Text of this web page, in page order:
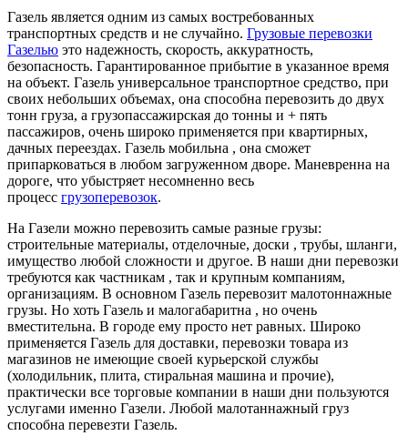
Газель является одним из самых востребованных
транспортных средств и не случайно. Грузовые перевозки
Газелью это надежность, скорость, аккуратность,
безопасность. Гарантированное прибытие в указанное время
на объект. Газель универсальное транспортное средство, при
своих небольших объемах, она способна перевозить до двух
тонн груза, а грузопассажирская до тонны и + пять
пассажиров, очень широко применяется при квартирных,
дачных переездах. Газель мобильна , она сможет
припарковаться в любом загруженном дворе. Маневренна на
дороге, что убыстряет несомненно весь
процесс грузоперевозок.
На Газели можно перевозить самые разные грузы:
строительные материалы, отделочные, доски , трубы, шланги,
имущество любой сложности и другое. В наши дни перевозки
требуются как частникам , так и крупным компаниям,
организациям. В основном Газель перевозит малотоннажные
грузы. Но хоть Газель и малогабаритна , но очень
вместительна. В городе ему просто нет равных. Широко
применяется Газель для доставки, перевозки товара из
магазинов не имеющие своей курьерской службы
(холодильник, плита, стиральная машина и прочие),
практически все торговые компании в наши дни пользуются
услугами именно Газели. Любой малотаннажный груз
способна перевезти Газель.